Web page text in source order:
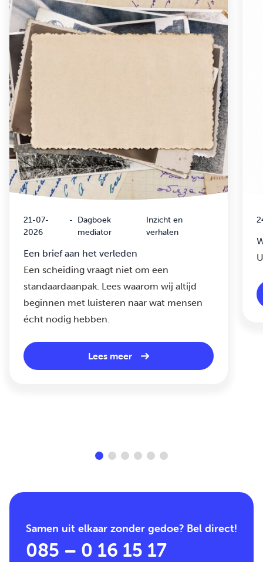
21-07-
2026
- Dagboek
mediator
Inzicht en
verhalen
Een brief aan het verleden
Een scheiding vraagt niet om een
standaardaanpak. Lees waarom wij altijd
beginnen met luisteren naar wat mensen
écht nodig hebben.
Lees meer
Samen uit elkaar zonder gedoe? Bel direct!
085 – 0 16 15 17